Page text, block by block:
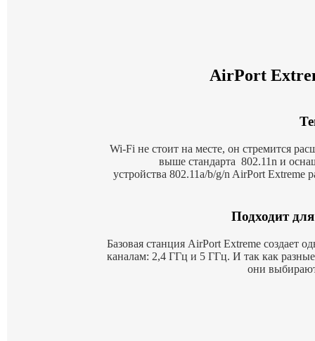
AirPort
Wi-Fi не стоит на месте, он стремится
выше стандарта 802.11n и
устройства 802.11a/b/g/n AirPort Extreme
Подходит
Базовая станция AirPort Extreme создает
каналам: 2,4 ГГц и 5 ГГц. И так как
они